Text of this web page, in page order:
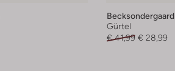
Becksondergaard
Gürtel
€ 41,99 € 28,99